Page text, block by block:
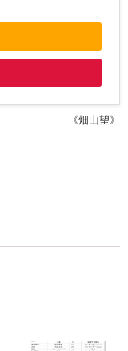
《畑山望》